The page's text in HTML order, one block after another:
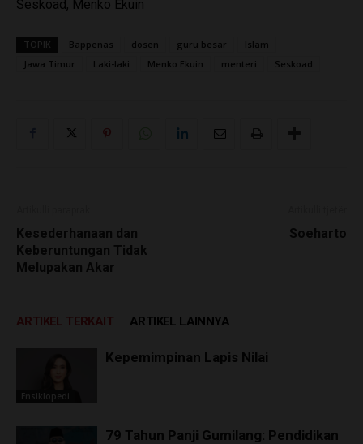
Seskoad, Menko Ekuin
TOPIK Bappenas dosen guru besar
Islam
Jawa Timur
Laki-laki Menko Ekuin menteri Seskoad
Kesederhanaan dan
Keberuntungan Tidak
Melupakan Akar
Soeharto
ARTIKEL TERKAIT ARTIKEL LAINNYA
Ensiklopedi
Kepemimpinan Lapis Nilai
79 Tahun Panji Gumilang: Pendidikan